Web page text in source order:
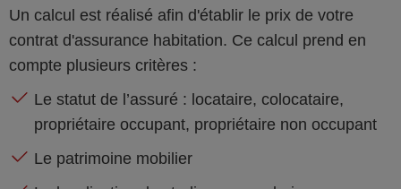
Un calcul est réalisé afin d'établir le prix de votre
contrat d'assurance habitation. Ce calcul prend en
compte plusieurs critères :
Le statut de l’assuré : locataire, colocataire,
propriétaire occupant, propriétaire non occupant
Le patrimoine mobilier